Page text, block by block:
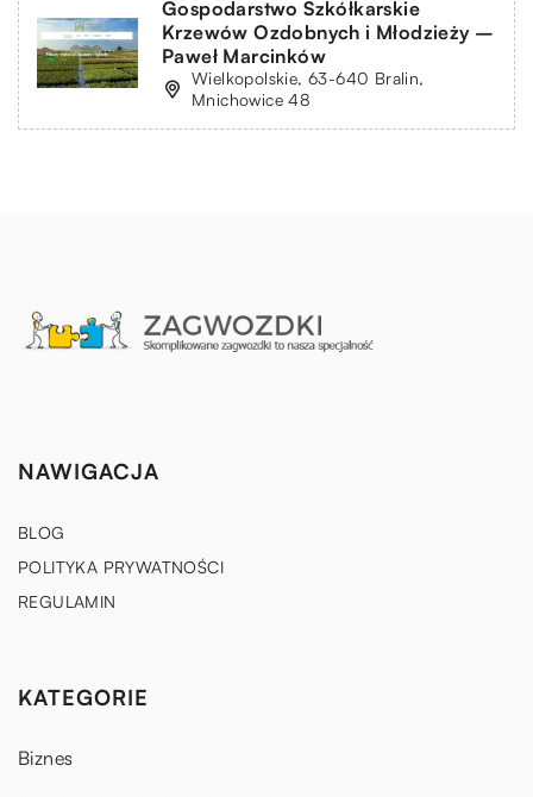
Gospodarstwo Szkółkarskie
Krzewów Ozdobnych i Młodzieży –
Paweł Marcinków
Wielkopolskie, 63-640 Bralin,
Mnichowice 48
NAWIGACJA
BLOG
POLITYKA PRYWATNOŚCI
REGULAMIN
KATEGORIE
Biznes